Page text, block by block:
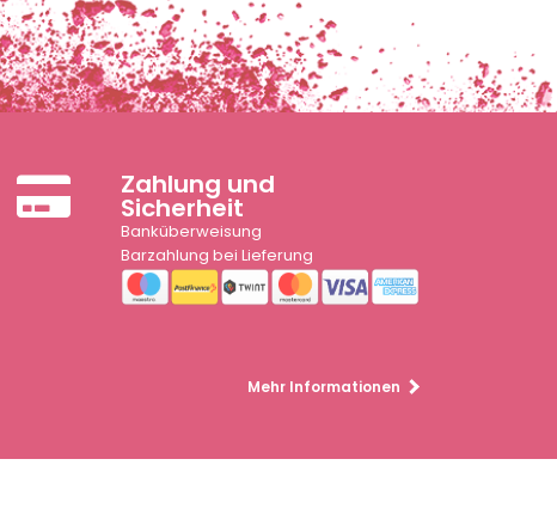
Zahlung und
Sicherheit
Banküberweisung
Barzahlung bei Lieferung
Mehr Informationen